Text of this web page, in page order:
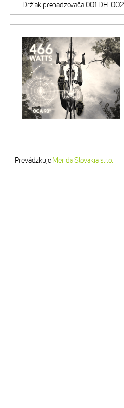
Držiak prehadzovača 001 DH-002
Prevádzkuje Merida Slovakia s.r.o.